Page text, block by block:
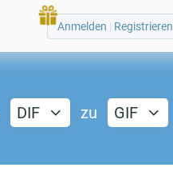
Anmelden | Registrieren
DIF zu GIF